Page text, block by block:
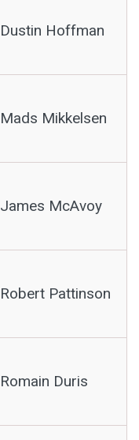
Dustin Hoffman
Mads Mikkelsen
James McAvoy
Robert Pattinson
Romain Duris